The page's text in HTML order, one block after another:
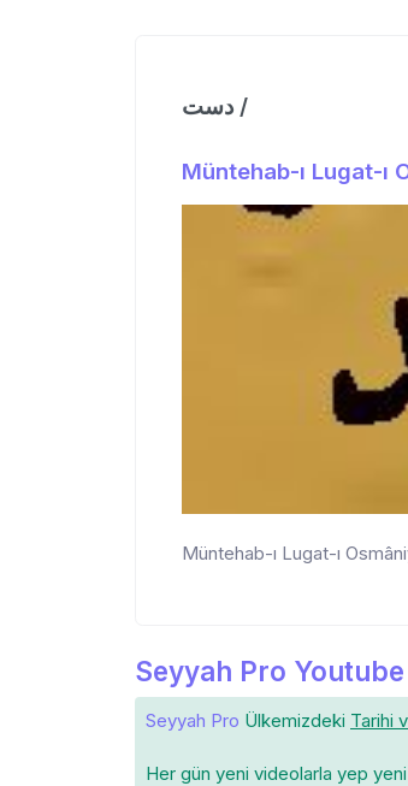
دست /
Müntehab-ı Lugat-ı
Müntehab-ı Lugat-ı
Seyyah Pro Youtube
Seyyah Pro Ülkemizdeki Tarihi
Her gün yeni videolarla yep